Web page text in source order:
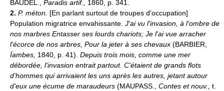
BAUDEL., Paradis artif., 1860, p. 341.
2. P. méton. [En parlant surtout de troupes d'occupation]
Population migratrice envahissante. J'ai vu l'invasion, à l'ombre de
nos marbres Entasser ses lourds chariots; Je l'ai vue arracher
l'écorce de nos arbres, Pour la jeter à ses chevaux (BARBIER,
Ïambes, 1840, p. 41). Depuis trois mois, comme une mer
débordée, l'invasion entrait partout. C'étaient de grands flots
d'hommes qui arrivaient les uns après les autres, jetant autour
d'eux une écume de maraudeurs (MAUPASS., Contes et nouv., t.